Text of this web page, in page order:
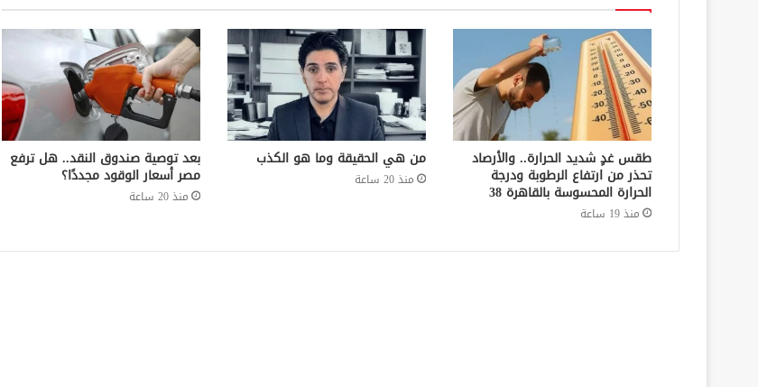
طقس غدٍ شديد الحرارة.. والأرصاد
تحذر من ارتفاع الرطوبة ودرجة
الحرارة المحسوسة بالقاهرة 38
منذ 19 ساعة
من هي الحقيقة وما هو الكذب
منذ 20 ساعة
بعد توصية صندوق النقد.. هل ترفع
مصر أسعار الوقود مجددًا؟
منذ 20 ساعة